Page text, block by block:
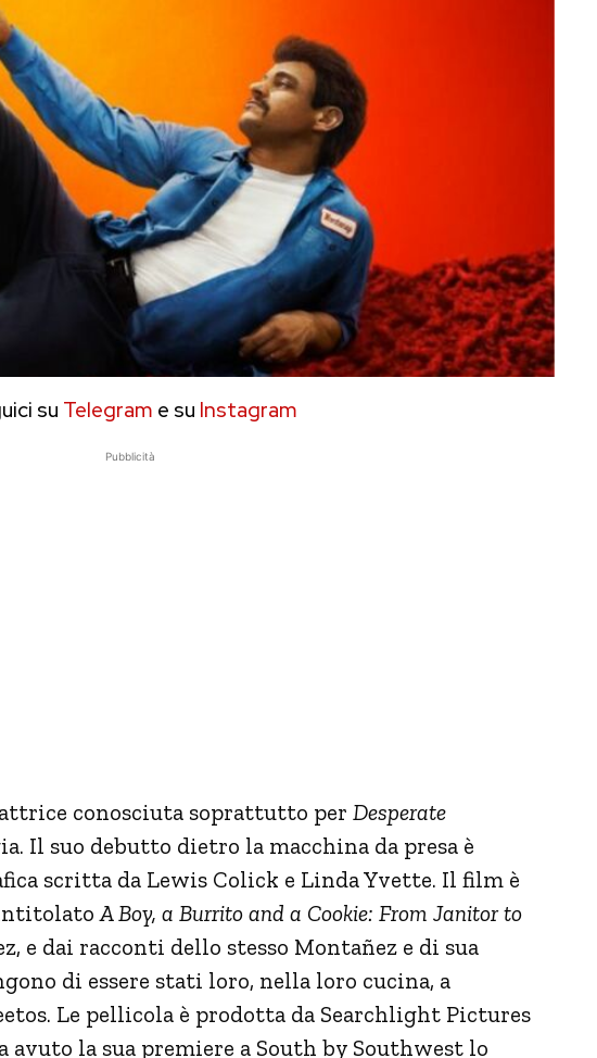
su Telegram e su Instagram
Pubblicità
conosciuta soprattutto per Desperate
Il suo debutto dietro la macchina da presa è
scritta da Lewis Colick e Linda Yvette. Il film è
intitolatoA Boy, a Burrito and a Cookie: From Janitor to
e dai racconti dello stesso Montañez e di sua
di essere stati loro, nella loro cucina, a
Le pellicola è prodotta da Searchlight Pictures
la sua premiere a South by Southwest lo